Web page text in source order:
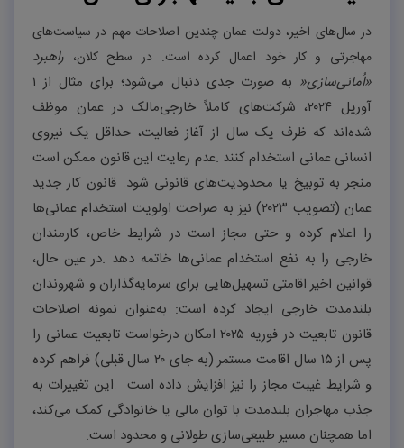
در سال‌های اخیر، دولت عمان چندین اصلاحات مهم در سیاست‌های
مهاجرتی و کار خود اعمال کرده است. در سطح کلان، راهبرد
«اُمانی‌سازی» به صورت جدی دنبال می‌شود؛ برای مثال از ۱
آوریل ۲۰۲۴، شرکت‌های کاملاً خارجی‌مالک در عمان موظف
شده‌اند که ظرف یک سال از آغاز فعالیت، حداقل یک نیروی
انسانی عمانی استخدام کنند .عدم رعایت این قانون ممکن است
منجر به توبیخ یا محدودیت‌های قانونی شود. قانون کار جدید
عمان (تصویب ۲۰۲۳) نیز به صراحت اولویت استخدام عمانی‌ها
را اعلام کرده و حتی مجاز است در شرایط خاص، کارمندان
خارجی را به نفع استخدام عمانی‌ها خاتمه دهد .در عین حال،
قوانین اخیر اقامتی تسهیل‌هایی برای سرمایه‌گذاران و شهروندان
بلندمدت خارجی ایجاد کرده است: به‌عنوان نمونه اصلاحات
قانون تابعیت در فوریه ۲۰۲۵امکان درخواست تابعیت عمانی را
پس از ۱۵ سال اقامت مستمر (به جای ۲۰ سال قبلی) فراهم کرده
و شرایط غیبت مجاز را نیز افزایش داده است .این تغییرات به
جذب مهاجران بلندمدت با توان مالی یا خانوادگی کمک می‌کند،
اما همچنان مسیر طبیعی‌سازی طولانی و محدود است.